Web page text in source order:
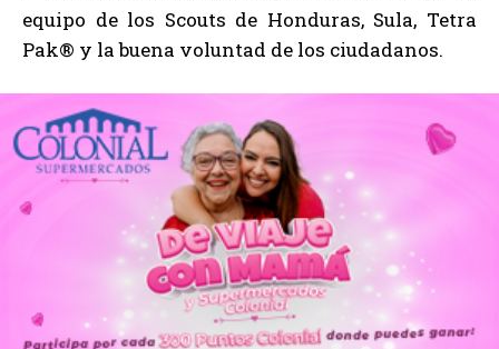
equipo de los Scouts de Honduras, Sula, Tetra
Pak® y la buena voluntad de los ciudadanos.